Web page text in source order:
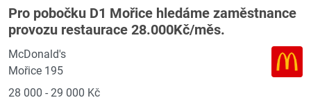
Pro pobočku D1 Mořice hledáme zaměstnance
provozu restaurace 28.000Kč/měs.
McDonald's
Mořice 195
28 000 - 29 000 Kč